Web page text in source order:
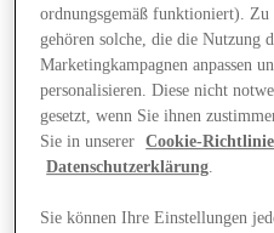
ordnungsgemäß funktioniert).
gehören solche, die die Nutzung
Marketingkampagnen anpassen
personalisieren. Diese nicht
gesetzt, wenn Sie ihnen
Sie in unserer
Cookie-Richtlinie
Datenschutzerklärung.
Sie können Ihre Einstellungen